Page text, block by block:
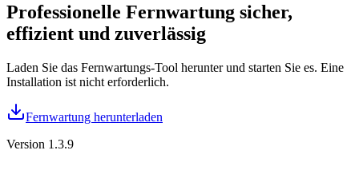
Professionelle Fernwartung sicher,
effizient und zuverlässig
Laden Sie das Fernwartungs-Tool herunter und starten Sie es. Eine
Installation ist nicht erforderlich.
Fernwartung herunterladen
Version 1.3.9